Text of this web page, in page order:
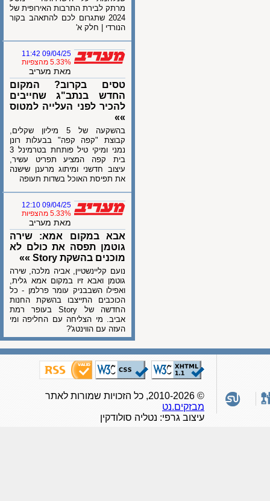
מרתק לבירת התרבות האירופית של
2024 שתגרום לכם להתאהב בקור
הנורדי | חלק א'
09/04/25 11:42
5.33% מהצפיות
מאת מעריב
טסים בקרוב? המקום
החדש בנתב"ג שחייבים
להכיר לפני העלייה למטוס
בהשקעה של 5 מיליון שקלים,
קבוצת "קפה קפה" בבעלות רונן
נמני ומיקי טיל פותחת בטרמינל 3
בית קפה המציע תפריט עשיר,
עיצוב חדשני ומיתוג מרענן שישנה
את תפיסת האוכל בשדות תעופה
09/04/25 12:10
5.33% מהצפיות
מאת מעריב
אבא במקום אמא: שירה
גוטמן תפסה את כולם לא
מוכנים בהשקת Story »»
נועם קליינשטיין, אביה מלכה, שירה
גוטמן ואבא זיו במקום אמא גלית,
ואפילו השבבניק עומר פרלמן - כל
הכוכבים התייצבו בהשקת החנות
החדשה של Story בעופר רמת
אביב. מי הצליחה עם החליפה ומי
העזה עם הווינטג'?
מבזקים.נט
עיצוב גרפי: נטליה סולודקין